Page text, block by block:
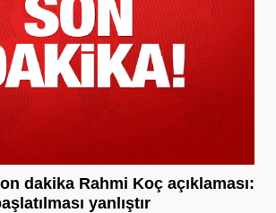
dakika Rahmi Koç açıklaması:
yanlıştır